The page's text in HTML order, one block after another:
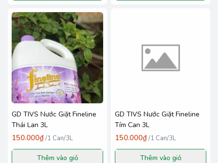
GD TIVS Nước Giặt Fineline
Thái Lan 3L
150.000₫/1 Can/3L
Thêm vào giỏ
GD TIVS Nước Giặt Fineline
Tím Can 3L
150.000₫/1 Can/3L
Thêm vào giỏ